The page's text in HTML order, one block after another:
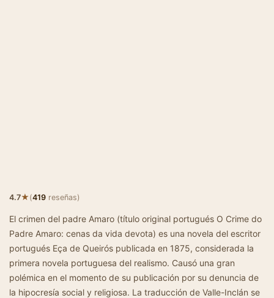
4.7★(419 reseñas)
El crimen del padre Amaro (título original portugués O Crime do
Padre Amaro: cenas da vida devota) es una novela del escritor
portugués Eça de Queirós publicada en 1875, considerada la
primera novela portuguesa del realismo. Causó una gran
polémica en el momento de su publicación por su denuncia de
la hipocresía social y religiosa. La traducción de Valle-Inclán se